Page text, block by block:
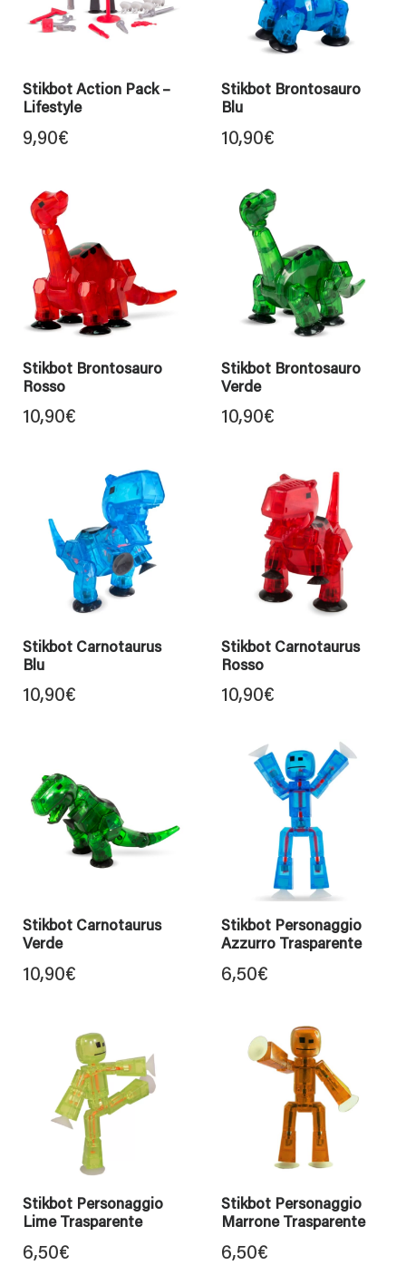
Stikbot Action Pack –
Lifestyle
9,90€
Stikbot Brontosauro
Blu
10,90€
Stikbot Brontosauro
Rosso
10,90€
Stikbot Brontosauro
Verde
10,90€
Stikbot Carnotaurus
Blu
10,90€
Stikbot Carnotaurus
Rosso
10,90€
Stikbot Carnotaurus
Verde
10,90€
Stikbot Personaggio
Azzurro Trasparente
6,50€
Stikbot Personaggio
Lime Trasparente
6,50€
Stikbot Personaggio
Marrone Trasparente
6,50€